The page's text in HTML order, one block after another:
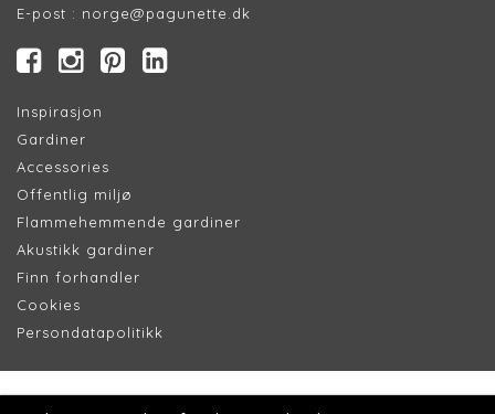
E-post : norge@pagunette.dk
Inspirasjon
Gardiner
Accessories
Offentlig miljø
Flammehemmende gardiner
Akustikk gardiner
Finn forhandler
Cookies
Persondatapolitikk